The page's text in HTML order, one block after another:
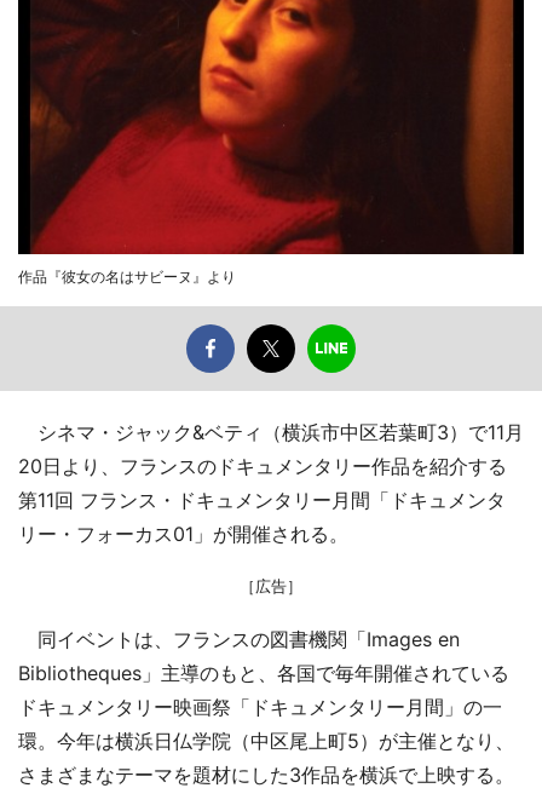
作品『彼女の名はサビーヌ』より
シネマ・ジャック&ベティ（横浜市中区若葉町3）で11月
20日より、フランスのドキュメンタリー作品を紹介する
第11回 フランス・ドキュメンタリー月間「ドキュメンタ
リー・フォーカス01」が開催される。
［広告］
同イベントは、フランスの図書機関「Images en
Bibliotheques」主導のもと、各国で毎年開催されている
ドキュメンタリー映画祭「ドキュメンタリー月間」の一
環。今年は横浜日仏学院（中区尾上町5）が主催となり、
さまざまなテーマを題材にした3作品を横浜で上映する。